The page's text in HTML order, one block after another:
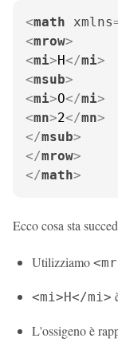
<math xmlns
<mrow>
<mi>H</mi>
<msub>
<mi>O</mi>
<mn>2</mn>
</msub>
</mrow>
</math>
Ecco cosa sta
Utilizziamo
<mi>H</mi>
L'ossigeno è